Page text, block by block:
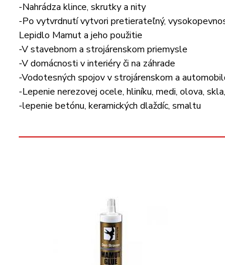
-Nahrádza klince, skrutky a nity
-Po vytvrdnutí vytvori pretierateľný,
Lepidlo Mamut a jeho použitie
-V stavebnom a strojárenskom priemysle
-V domácnosti v interiéry či na záhrade
-Vodotesných spojov v strojárenskom a
-Lepenie nerezovej ocele, hliníku, medi, olova,
-lepenie betónu, keramických dlaždíc, smaltu